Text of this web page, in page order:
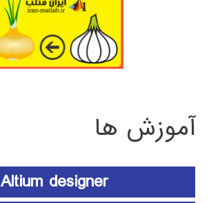
آموزش ها
Altium designer